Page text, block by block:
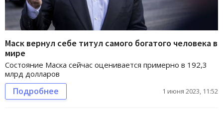
Маск вернул себе титул самого богатого человека в
мире
Состояние Маска сейчас оценивается примерно в 192,3
млрд долларов
Подробнее 1 июня 2023, 11:52